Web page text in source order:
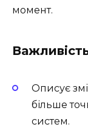
момент.
Описує
більше
систем.